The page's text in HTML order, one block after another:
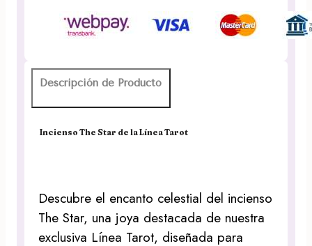
Descripción de Producto
Incienso The Star de la Línea Tarot
Descubre el encanto celestial del incienso
The Star, una joya destacada de nuestra
exclusiva Línea Tarot, diseñada para